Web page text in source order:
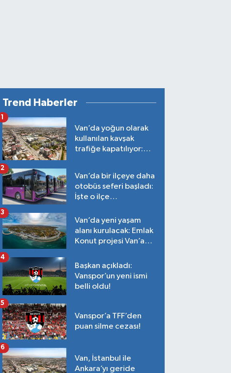
Trend Haberler
Van’da yoğun olarak
kullanılan kavşak
trafiğe kapatılıyor:
1
Van’da bir ilçeye daha
otobüs seferi başladı:
İşte o ilçe…
2
Van’da yeni yaşam
alanı kurulacak: Emlak
Konut projesi Van’a
3
Başkan açıkladı:
Vanspor’un yeni ismi
belli oldu!
4
Vanspor’a TFF’den
puan silme cezası!
5
Van, İstanbul ile
Ankara’yı geride
6